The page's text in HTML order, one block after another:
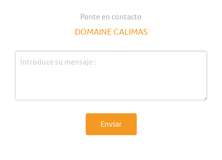
Ponte en contacto
DOMAINE CALIMAS
Enviar